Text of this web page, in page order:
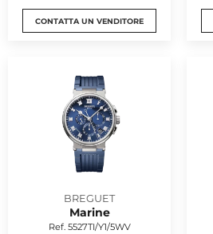
CONTATTA UN VENDITORE
BREGUET
Marine
Ref. 5527TI/Y1/5WV